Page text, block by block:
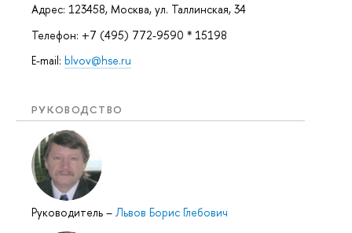
Адрес: 123458, Москва, ул. Таллинская, 34
Телефон: +7 (495) 772-9590 * 15198
E-mail: blvov@hse.ru
РУКОВОДСТВО
Руководитель – Львов Борис Глебович